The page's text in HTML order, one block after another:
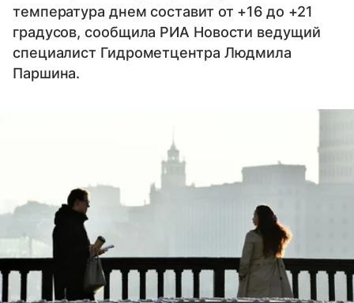
температура днем составит от +16 до +21
градусов, сообщила РИА Новости ведущий
специалист Гидрометцентра Людмила
Паршина.